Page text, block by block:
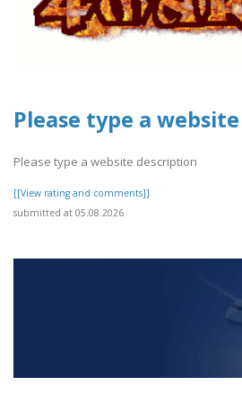
Please type a
Please type a website description
[[View rating and comments]]
submitted at 05.08.2026